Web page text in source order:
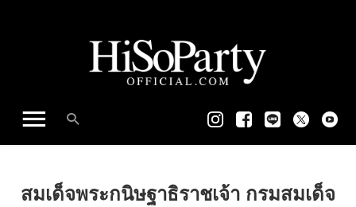
สมเด็จพระกนิษฐาธิราชเจ้า กรมสมเด็จ